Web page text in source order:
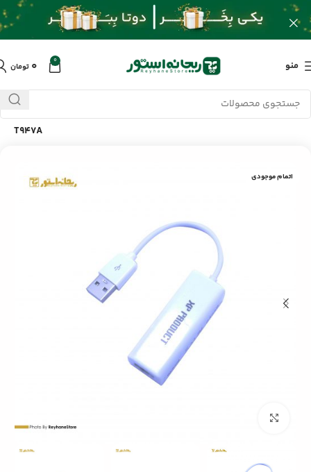
منو 0 ۰ تومان
خانه/محصولات/کابل و تبدیلات/
تبدیل USB به LAN ایکس پی
T947A
اتمام موجودی